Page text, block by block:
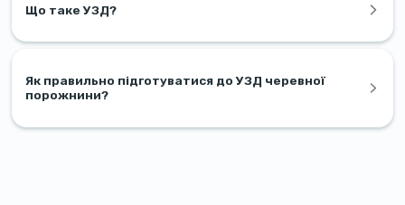
Що таке УЗД?
Як правильно підготуватися до УЗД черевної
порожнини?